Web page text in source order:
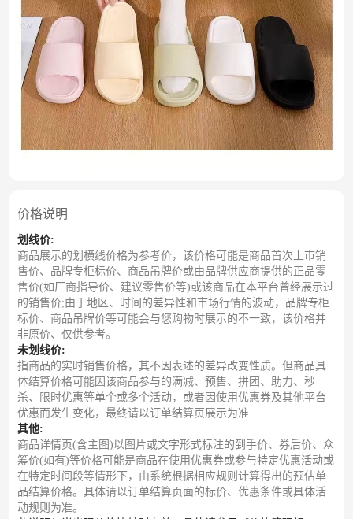
价格说明
划线价:
商品展示的划横线价格为参考价，该价格可能是商品首次上市销
售价、品牌专柜标价、商品吊牌价或由品牌供应商提供的正品零
售价(如厂商指导价、建议零售价等)或该商品在本平台曾经展示过
的销售价;由于地区、时间的差异性和市场行情的波动，品牌专柜
标价、商品吊牌价等可能会与您购物时展示的不一致，该价格并
非原价、仅供参考。
未划线价:
指商品的实时销售价格，其不因表述的差异改变性质。但商品具
体结算价格可能因该商品参与的满减、预售、拼团、助力、秒
杀、限时优惠等单个或多个活动，或者因使用优惠券及其他平台
优惠而发生变化，最终请以订单结算页展示为准
其他:
商品详情页(含主图)以图片或文字形式标注的到手价、券后价、众
筹价(如有)等价格可能是商品在使用优惠券或参与特定优惠活动或
在特定时间段等情形下，由系统根据相应规则计算得出的预估单
品结算价格。具体请以订单结算页面的标价、优惠条件或具体活
动规则为准。